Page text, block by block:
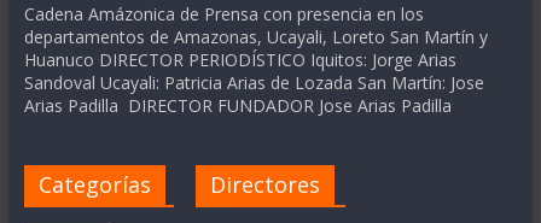
Cadena Amázonica de Prensa con presencia en los
departamentos de Amazonas, Ucayali, Loreto San Martín y
Huanuco DIRECTOR PERIODÍSTICO Iquitos: Jorge Arias
Sandoval Ucayali: Patricia Arias de Lozada San Martín: Jose
Arias Padilla DIRECTOR FUNDADOR Jose Arias Padilla
Categorías Directores